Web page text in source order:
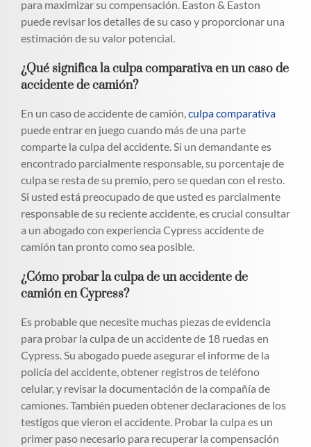
para maximizar su compensación. Easton & Easton
puede revisar los detalles de su caso y proporcionar una
estimación de su valor potencial.
¿Qué significa la culpa comparativa en un caso de
accidente de camión?
En un caso de accidente de camión,culpa comparativa
puede entrar en juego cuando más de una parte
comparte la culpa del accidente. Si un demandante es
encontrado parcialmente responsable, su porcentaje de
culpa se resta de su premio, pero se quedan con el resto.
Si usted está preocupado de que usted es parcialmente
responsable de su reciente accidente, es crucial consultar
a un abogado con experiencia Cypress accidente de
camión tan pronto como sea posible.
¿Cómo probar la culpa de un accidente de
camión en Cypress?
Es probable que necesite muchas piezas de evidencia
para probar la culpa de un accidente de 18 ruedas en
Cypress. Su abogado puede asegurar el informe de la
policía del accidente, obtener registros de teléfono
celular, y revisar la documentación de la compañía de
camiones. También pueden obtener declaraciones de los
testigos que vieron el accidente. Probar la culpa es un
primer paso necesario para recuperar la compensación